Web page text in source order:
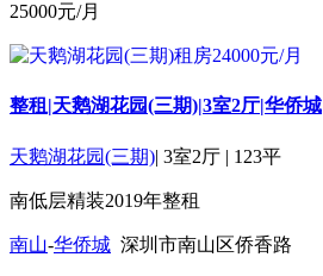
25000元/月
整租|天鹅湖花园(三期)|3室2厅|华侨城
天鹅湖花园(三期)| 3室2厅 | 123平
南低层精装2019年整租
南山-华侨城 深圳市南山区侨香路